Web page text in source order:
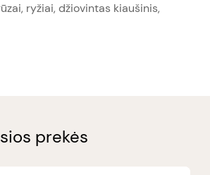
ryžiai, džiovintas kiaušinis,
prekės